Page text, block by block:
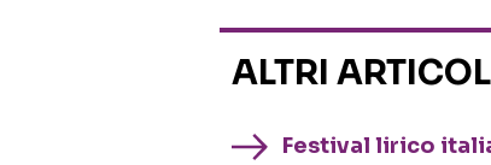
ALTRI
Festival lirico